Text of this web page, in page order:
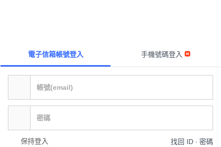
電子信箱帳號登入 手機號碼登入
保持登入 找回 ID ∙ 密碼